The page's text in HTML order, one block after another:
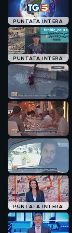
PUNTATA INTERA
PUNTATA INTERA
PUNTATA INTERA